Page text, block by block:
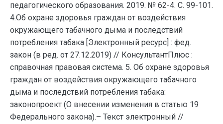
педагогического образования. 2019. № 62-4. С. 99-101.
4.Об охране здоровья граждан от воздействия
окружающего табачного дыма и последствий
потребления табака [Электронный ресурс] : фед.
закон (в ред. от 27.12.2019) // КонсультантПлюс :
справочная правовая система. 5. Об охране здоровья
граждан от воздействия окружающего табачного
дыма и последствий потребления табака:
законопроект (О внесении изменения в статью 19
Федерального закона).– Текст электронный //